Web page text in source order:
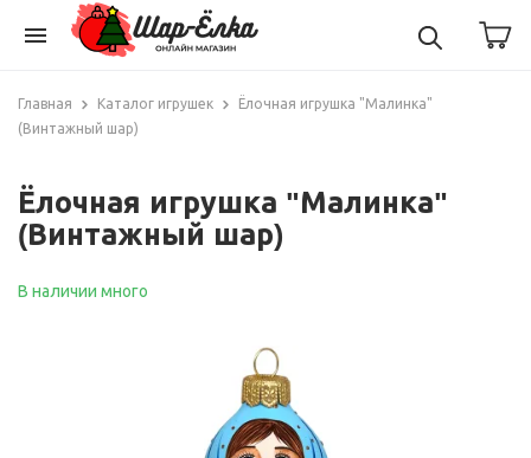
menu
Главная Каталог игрушек
Ёлочная игрушка "Малинка"
(Винтажный шар)
Ёлочная игрушка "Малинка"
(Винтажный шар)
В наличии много